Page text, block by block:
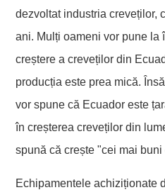
dezvoltat industria creveților,
ani. Mulți oameni vor pune la
creștere a creveților din
producția este prea mică.
vor spune că Ecuador este
în creșterea creveților din
spună că crește "cei mai
Echipamentele achiziționate